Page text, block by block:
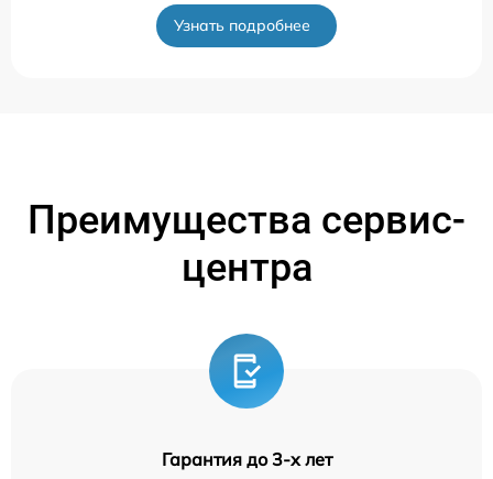
Узнать подробнее
Преимущества сервис-
центра
Гарантия до 3-х лет